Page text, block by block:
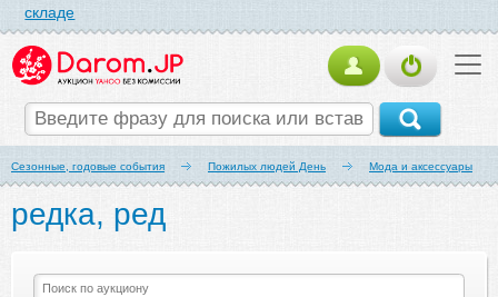
складе
Сезонные, годовые события Пожилых людей День Мода и аксессуары
редка, ред